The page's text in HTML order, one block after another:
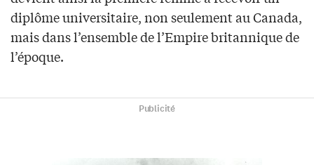
diplôme universitaire, non seulement au Canada,
mais dans l’ensemble de l’Empire britannique de
l’époque.
Publicité